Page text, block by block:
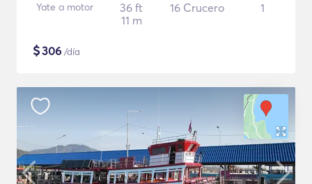
Yate a motor
36 ft
11 m
16 Crucero 1
$306 /día